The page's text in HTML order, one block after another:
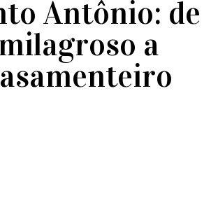
Antônio: de
a